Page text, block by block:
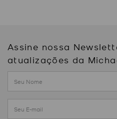
Assine nossa
atualizações da